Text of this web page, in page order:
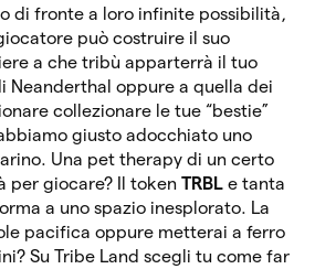
di fronte a loro infinite possibilità,
può costruire il suo
a che tribù apparterrà il tuo
Neanderthal oppure a quella dei
collezionare le tue “bestie”
giusto adocchiato uno
Una pet therapy di un certo
per giocare? Il token TRBL e tanta
a uno spazio inesplorato. La
pacifica oppure metterai a ferro
Su Tribe Land scegli tu come far